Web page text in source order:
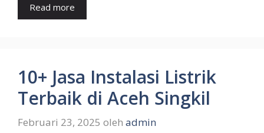
Read more
10+ Jasa Instalasi Listrik
Terbaik di Aceh Singkil
Februari 23, 2025 oleh admin